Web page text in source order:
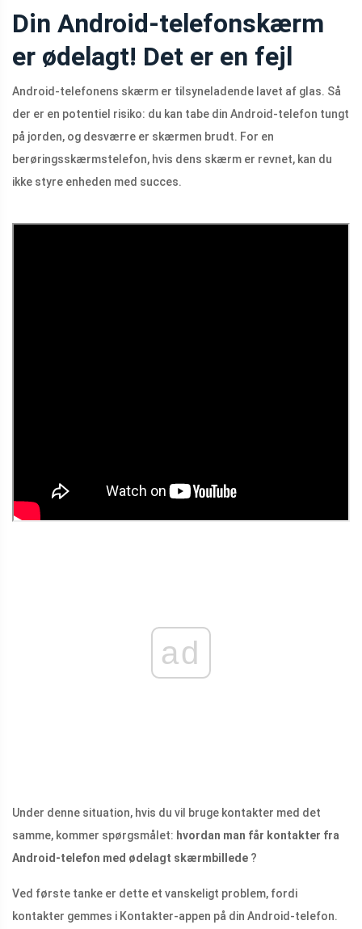
Din Android-telefonskærm
er ødelagt! Det er en fejl
Android-telefonens skærm er tilsyneladende lavet af glas. Så
der er en potentiel risiko: du kan tabe din Android-telefon tungt
på jorden, og desværre er skærmen brudt. For en
berøringsskærmstelefon, hvis dens skærm er revnet, kan du
ikke styre enheden med succes.
ad
Under denne situation, hvis du vil bruge kontakter med det
samme, kommer spørgsmålet: hvordan man får kontakter fra
Android-telefon med ødelagt skærmbillede ?
Ved første tanke er dette et vanskeligt problem, fordi
kontakter gemmes i Kontakter-appen på din Android-telefon.